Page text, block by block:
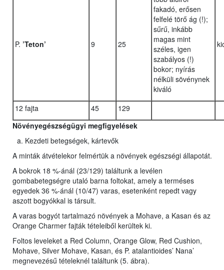
P. ’Teton’ 9 25
fakadó, erősen
felfelé törő ág (!);
sűrű, inkább
magas mint
széles, igen
szabályos (!)
bokor; nyírás
nélküli sövénynek
kiváló
12 fajta 45
129
Növényegészségügyi megfigyelések
Kezdeti betegségek, kártevők
A minták átvételekor felmértük a növények egészségi állapotát.
A bokrok 18 %-ánál (23/129) találtunk a levélen
gombabetegségre utaló barna foltokat, amely a terméses
egyedek 36 %-ánál (10/47) varas, esetenként repedt vagy
aszott bogyókkal is társult.
A varas bogyót tartalmazó növények a Mohave, a Kasan és az
Orange Charmer fajták tételeiből kerültek ki.
Foltos leveleket a Red Column, Orange Glow, Red Cushion,
Mohave, Silver Mohave, Kasan, és P. atalantioides’ Nana’
megnevezésű tételeknél találtunk (5. ábra).